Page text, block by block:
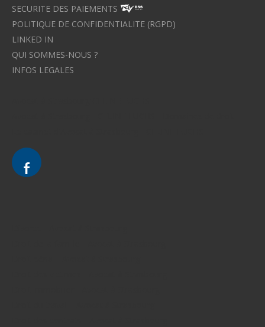
SECURITE DES PAIEMENTS
POLITIQUE DE CONFIDENTIALITE (RGPD)
LINKED IN
QUI SOMMES-NOUS ?
INFOS LEGALES